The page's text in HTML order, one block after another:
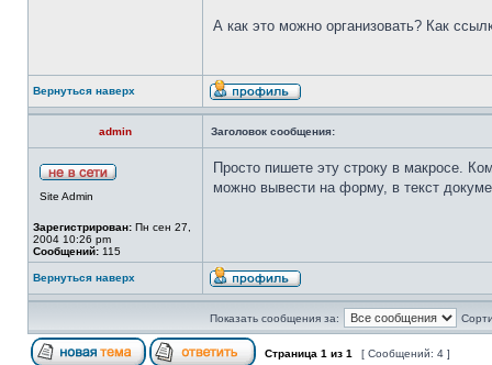
А как это можно организовать? Как
Вернуться наверх
admin Заголовок сообщения:
Site Admin
Зарегистрирован: Пн сен 27,
2004 10:26 pm
Сообщений: 115
Просто пишете эту строку в макросе.
можно вывести на форму, в текст
Вернуться наверх
Показать сообщения за:
Страница 1 из 1 [ Сообщений: 4 ]